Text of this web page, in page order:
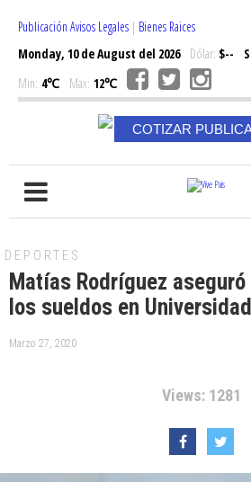
Publicación Avisos Legales | Bienes Raices
Monday, 10 de August del 2026Dólar: $--
Min: 4℃ Max: 12℃
COTIZAR
DEPORTES
Matías Rodríguez
los sueldos en
Marzo 27, 2020
Views: 1281